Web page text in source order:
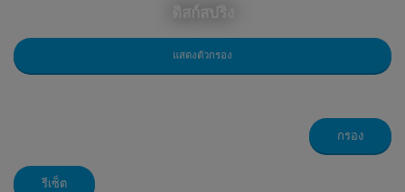
แสดงตัวกรอง
กรอง
รีเซ็ต